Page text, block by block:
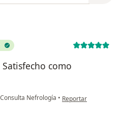
como
Consulta Nefrología • en opinión del
Reportar